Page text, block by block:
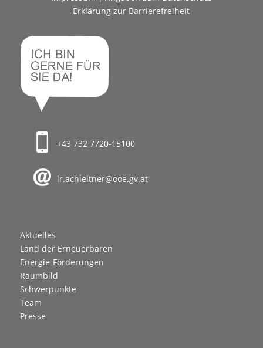
Erklärung zur Barrierefreiheit
+43 732 7720-15100
lr.achleitner@ooe.gv.at
Aktuelles
Land der Erneuerbaren
Energie-Förderungen
Raumbild
Schwerpunkte
Team
Presse